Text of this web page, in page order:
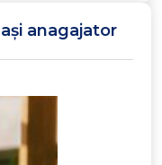
anagajator